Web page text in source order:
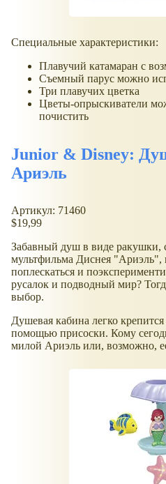
Специальные характеристики:
Плавучий катамаран с
Съемный парус можно
Три плавучих цветка
Цветы-опрыскиватели
почистить
Junior & Disney:
Ариэль
Артикул: 71460
$19,99
Забавный душ в виде ракушки,
мультфильма Диснея "Ариэль",
поплескаться и
русалок и подводный мир?
выбор.
Душевая кабина легко
помощью присоски. Кому
милой Ариэль или, возможно,